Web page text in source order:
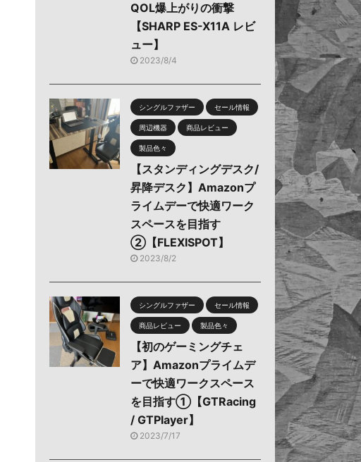
QOL爆上がりの衝撃
【SHARP ES-X11A レビ
ュー】
2023/8/4
シングルファザー セール情報
周辺機器 商品レビュー
製品色々
【スタンディングデスク/
昇降デスク】Amazonプ
ライムデーで快適ワーク
スペースを目指す
②【FLEXISPOT】
2023/8/2
シングルファザー セール情報
商品レビュー 製品色々
【初のゲーミングチェ
ア】Amazonプライムデ
ーで快適ワークスペース
を目指す①【GTRacing
/ GTPlayer】
2023/7/17